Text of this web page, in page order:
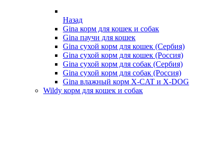
Назад
Gina корм для кошек и собак
Gina паучи для кошек
Gina сухой корм для кошек (Сербия)
Gina сухой корм для кошек (Россия)
Gina сухой корм для собак (Сербия)
Gina сухой корм для собак (Россия)
Gina влажный корм X-CAT и X-DOG
Wildy корм для кошек и собак